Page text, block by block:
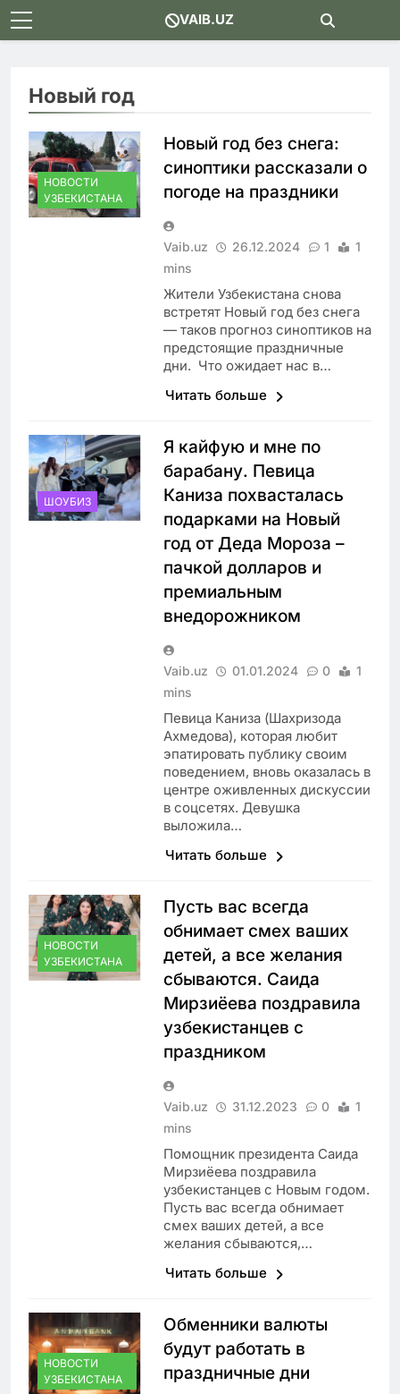
Skip
to
VAIB.UZ
Новый год
НОВОСТИ
УЗБЕКИСТАНА
Новый год без снега:
синоптики рассказали о
погоде на праздники
Vaib.uz 26.12.2024 1
1
mins
Жители Узбекистана снова
встретят Новый год без снега
— таков прогноз синоптиков на
предстоящие праздничные
дни. Что ожидает нас в…
Читать больше
ШОУБИЗ
Я кайфую и мне по
барабану. Певица
Каниза похвасталась
подарками на Новый
год от Деда Мороза –
пачкой долларов и
премиальным
внедорожником
Vaib.uz 01.01.2024 0
1
mins
Певица Каниза (Шахризода
Ахмедова), которая любит
эпатировать публику своим
поведением, вновь оказалась в
центре оживленных дискуссии
в соцсетях. Девушка
выложила…
Читать больше
НОВОСТИ
УЗБЕКИСТАНА
Пусть вас всегда
обнимает смех ваших
детей, а все желания
сбываются. Саида
Мирзиёева поздравила
узбекистанцев с
праздником
Vaib.uz 31.12.2023 0
1
mins
Помощник президента Саида
Мирзиёева поздравила
узбекистанцев с Новым годом.
Пусть вас всегда обнимает
смех ваших детей, а все
желания сбываются,…
Читать больше
НОВОСТИ
УЗБЕКИСТАНА
Обменники валюты
будут работать в
праздничные дни